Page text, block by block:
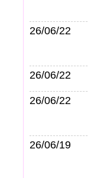
26/06/22
26/06/22
26/06/22
26/06/19